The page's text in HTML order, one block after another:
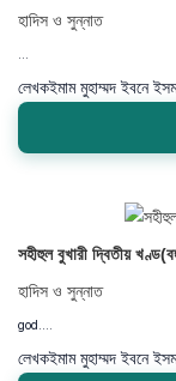
হাদিস ও সুন্নাত
...
লেখকইমাম মুহাম্মদ ইবনে
সহীহুল বুখারী দ্বিতীয়
হাদিস ও সুন্নাত
god....
লেখকইমাম মুহাম্মদ ইবনে